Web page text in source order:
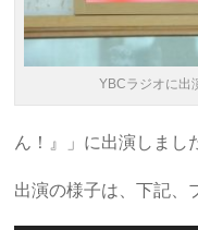
YBCラジオに出
ん！』」に出演しまし
出演の様子は、下記、